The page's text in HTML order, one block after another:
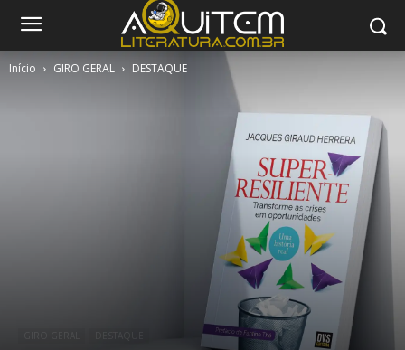
Início GIRO GERAL DESTAQUE